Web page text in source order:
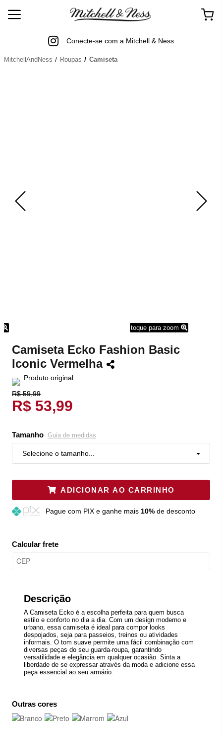
Conecte-se com a Mitchell & Ness
MitchellAndNess Roupas Camiseta
toque para zoom
Camiseta Ecko Fashion Basic
Iconic Vermelha
Produto original
R$ 59,99
R$ 53,99
Tamanho Guia de medidas
Selecione o tamanho...
ADICIONAR AO CARRINHO
Pague com PIX e ganhe mais 10%de desconto
Calcular frete
Descrição
A Camiseta Ecko é a escolha perfeita para quem busca
estilo e conforto no dia a dia. Com um design moderno e
urbano, essa camiseta é ideal para compor looks
despojados, seja para passeios, treinos ou atividades
informais. O tom suave permite uma fácil combinação com
diversas peças do seu guarda-roupa, garantindo
versatilidade e elegância em qualquer ocasião. Sinta a
liberdade de se expressar através da moda e adicione essa
peça essencial ao seu armário.
Outras cores